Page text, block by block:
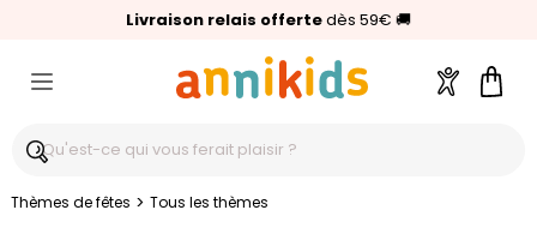
Livraison relais offertedès 59€ 🚚
🥇Palmarès Capital 2025 :Annikids N°1
⭐⭐⭐⭐⭐4,6/5(24 000 avis clients)
Compte
Thèmes de fêtes > Tous les thèmes